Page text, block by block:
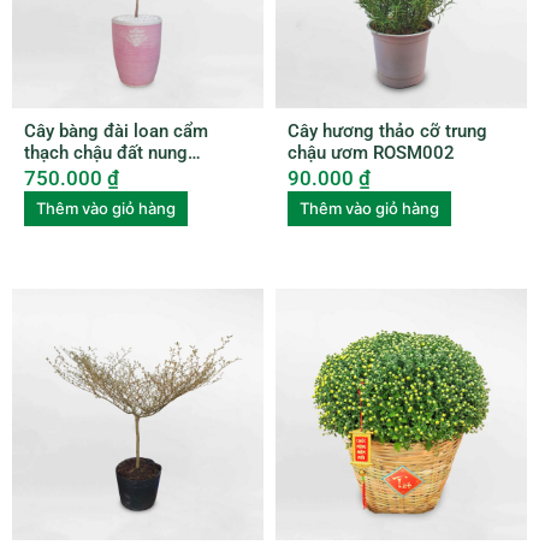
Cây bàng đài loan cẩm
thạch chậu đất nung
BUBU006
750.000 ₫
Thêm vào giỏ hàng
Cây hương thảo cỡ trung
chậu ươm ROSM002
90.000 ₫
Thêm vào giỏ hàng